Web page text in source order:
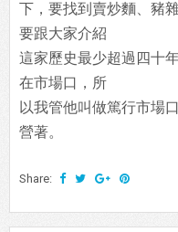
下，要找到賣炒麵、豬
要跟大家介紹
這家歷史最少超過四十
在市場口，所
以我管他叫做篤行市場
營著。
Share: